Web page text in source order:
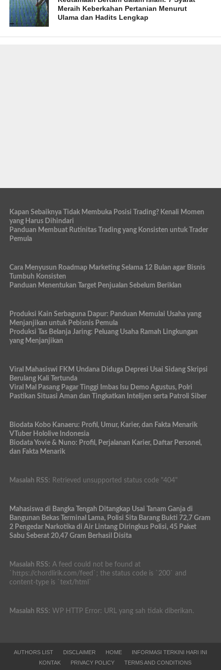
Meraih Keberkahan Pertanian Menurut
Ulama dan Hadits Lengkap
Kapan Sebaiknya Tidak Membuka Posisi Trading? Kenali Momen
yang Harus Dihindari
Panduan Membuat Rutinitas Trading yang Konsisten untuk Trader
Pemula
Cara Menyusun Roadmap Marketing Selama 12 Bulan agar Bisnis
Tumbuh Konsisten
Panduan Menentukan Target Penjualan Sebelum Beriklan
Produksi Kain Serbaguna Dapur: Panduan Memulai Usaha yang
Menjanjikan untuk Pebisnis Pemula
Produksi Tas Belanja Jaring: Peluang Usaha Ramah Lingkungan
yang Menjanjikan
Viral Mahasiswi FKM Undana Diduga Depresi Usai Sidang Skripsi
Berulang Kali Tertunda
Viral Mal Pasang Pagar Tinggi Imbas Isu Demo Agustus, Polri
Pastikan Situasi Aman dan Tingkatkan Intelijen serta Patroli Siber
Biodata Kobo Kanaeru: Profil, Umur, Karier, dan Fakta Menarik
VTuber Hololive Indonesia
Biodata Yovie & Nuno: Profil, Perjalanan Karier, Daftar Personel,
dan Fakta Menarik
Masalah RSS: Retrieved unsupported status code "404"
Mahasiswa di Bangka Tengah Ditangkap Usai Tanam Ganja di
Bangunan Bekas Terminal Lama, Polisi Sita Barang Bukti 72,7 Gram
2 Pengedar Narkotika di Air Lintang Diringkus Polisi, 45 Paket
Sabu Seberat 20,47 Gram Berhasil Disita
Masalah RSS: A feed could not be found at
`https://chordlirik.com/feed`; the status code is `200` and
content-type is `text/html`
Masalah RSS: WP HTTP Error: URL yang sah tidak diberikan.
AUTHORS LIST DISCLAIMER HOME
INFORMASI TERKINI HARI INI
KONTAK
PRIVACY POLICY TERMS AND CONDITIONS